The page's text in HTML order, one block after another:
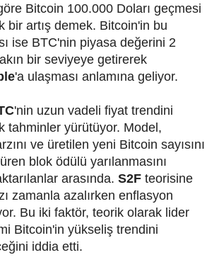
Bitcoin 100.000 Doları geçmesi
bir artış demek. Bitcoin'in bu
ise BTC'nin piyasa değerini 2
bir seviyeye getirerek
'a ulaşması anlamına geliyor.
'nin uzun vadeli fiyat trendini
tahminler yürütüyor. Model,
ve üretilen yeni Bitcoin sayısını
blok ödülü yarılanmasını
arasında. S2F teorisine
zamanla azalırken enflasyon
Bu iki faktör, teorik olarak lider
Bitcoin'in yükseliş trendini
iddia etti.